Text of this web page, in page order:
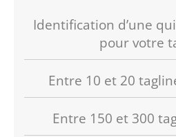
Identification d’une
pour votre
Entre 10 et 20
Entre 150 et 300